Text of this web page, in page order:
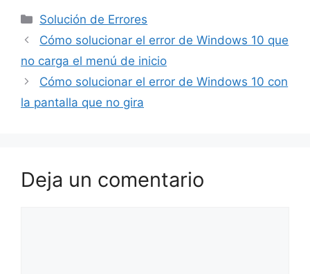
Solución de Errores
Cómo solucionar el error de Windows 10 que
no carga el menú de inicio
Cómo solucionar el error de Windows 10 con
la pantalla que no gira
Deja un comentario